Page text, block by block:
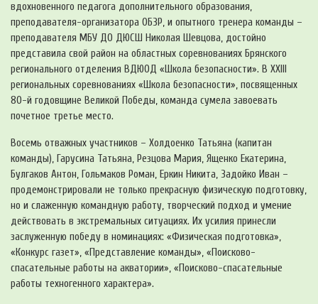
вдохновенного педагога дополнительного образования,
преподавателя-организатора ОБЗР, и опытного тренера команды –
преподавателя МБУ ДО ДЮСШ Николая Шевцова, достойно
представила свой район на областных соревнованиях Брянского
регионального отделения ВДЮОД «Школа безопасности». В XXIII
региональных соревнованиях «Школа безопасности», посвященных
80-й годовщине Великой Победы, команда сумела завоевать
почетное третье место.
Восемь отважных участников – Холдоенко Татьяна (капитан
команды), Гарусина Татьяна, Резцова Мария, Ященко Екатерина,
Булгаков Антон, Гольмаков Роман, Еркин Никита, Задойко Иван –
продемонстрировали не только прекрасную физическую подготовку,
но и слаженную командную работу, творческий подход и умение
действовать в экстремальных ситуациях. Их усилия принесли
заслуженную победу в номинациях: «Физическая подготовка»,
«Конкурс газет», «Представление команды», «Поисково-
спасательные работы на акватории», «Поисково-спасательные
работы техногенного характера».